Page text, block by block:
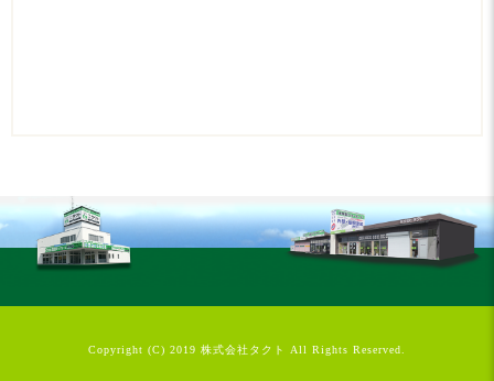
Copyright (C) 2019 株式会社タクト All Rights Reserved.